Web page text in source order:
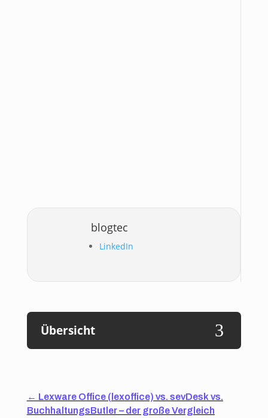
blogtec
LinkedIn
Übersicht 3
← Lexware Office (lexoffice) vs. sevDesk vs.
BuchhaltungsButler – der große Vergleich